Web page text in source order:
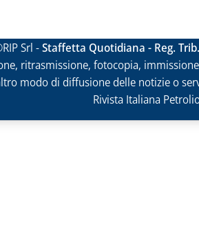
Srl -Staffetta Quotidiana - Reg.
ritrasmissione, fotocopia,
modo di diffusione delle notizie o
Rivista Italiana